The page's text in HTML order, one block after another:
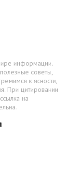
информации.
советы,
к ясности,
При цитировании
на